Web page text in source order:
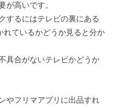
が高いです。
するにはテレビの裏にある
れているかどうか見ると分か
具合がないテレビかどうか
やフリマアプリに出品すれ